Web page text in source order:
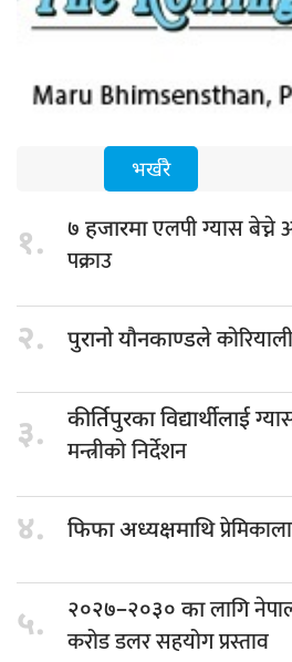
भर्खरै
१. ७ हजारमाएलपी ग्यास बेच्ने
पक्राउ
२. पुरानो यौनकाण्डले
३. कीर्तिपुरका विद्यार्थीलाई
मन्त्रीको निर्देशन
४. फिफा अध्यक्षमाथि
५. २०२७–२०३० कालागि
करोड डलर सहयोग प्रस्ताव